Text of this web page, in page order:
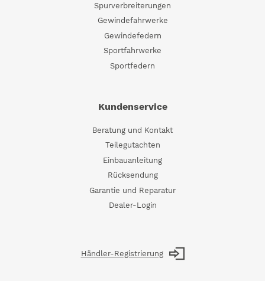
Spurverbreiterungen
Gewindefahrwerke
Gewindefedern
Sportfahrwerke
Sportfedern
Kundenservice
Beratung und Kontakt
Teilegutachten
Einbauanleitung
Rücksendung
Garantie und Reparatur
Dealer-Login
Händler-Registrierung